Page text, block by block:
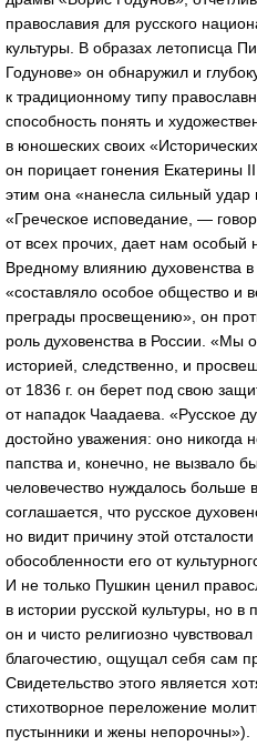
православия для русского
культуры. В образах летописца
Годунове» он обнаружил и
к традиционному типу
способность понять и
в юношеских своих
он порицает гонения Екатерины
этим она «нанесла сильный
«Греческое исповедание, —
от всех прочих, дает нам особый
Вредному влиянию духовенства в
«составляло особое общество и
преграды просвещению», он
роль духовенства в России. «Мы
историей, следственно, и
от 1836 г. он берет под свою
от нападок Чаадаева. «Русское
достойно уважения: оно никогда
папства и, конечно, не вызвало
человечество нуждалось больше
соглашается, что русское
но видит причину этой
обособленности его от
И не только Пушкин ценил
в истории русской культуры, но
он и чисто религиозно
благочестию, ощущал себя сам
Свидетельство этого является
стихотворное переложение
пустынники и жены непорочны»).